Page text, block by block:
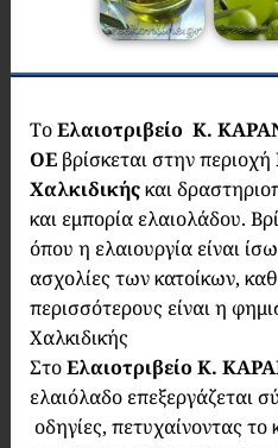
ΤοΕλαιοτριβείο Κ.
ΟΕβρίσκεται στην περιοχή
Χαλκιδικήςκαι
και εμπορία ελαιολάδου.
όπου η ελαιουργία είναι
ασχολίες των κατοίκων,
περισσότερους είναι η
Χαλκιδικής
ΣτοΕλαιοτριβείο Κ.
ελαιόλαδο επεξεργάζεται
οδηγίες, πετυχαίνοντας